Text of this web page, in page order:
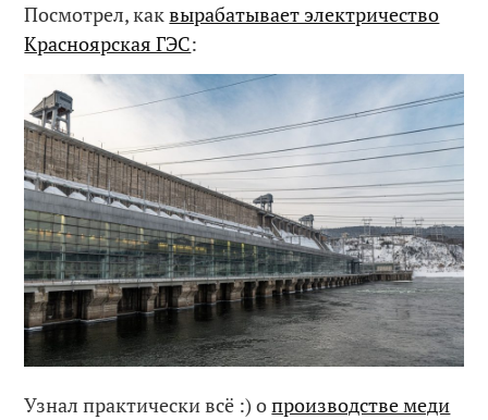
Посмотрел, каквырабатывает электричество
Красноярская ГЭС:
Узнал практически всё :) опроизводстве меди